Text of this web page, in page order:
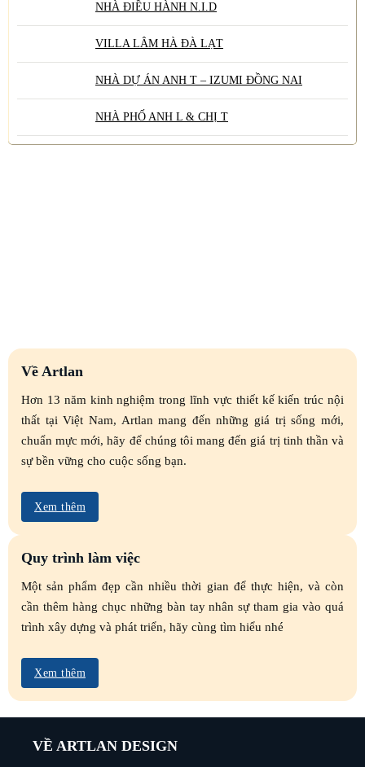
NHÀ ĐIỀU HÀNH N.I.D
VILLA LÂM HÀ ĐÀ LẠT
NHÀ DỰ ÁN ANH T – IZUMI ĐỒNG NAI
NHÀ PHỐ ANH L & CHỊ T
Về Artlan
Hơn 13 năm kinh nghiệm trong lĩnh vực thiết kế kiến trúc nội
thất tại Việt Nam, Artlan mang đến những giá trị sống mới,
chuẩn mực mới, hãy để chúng tôi mang đến giá trị tinh thần và
sự bền vững cho cuộc sống bạn.
Xem thêm
Quy trình làm việc
Một sản phẩm đẹp cần nhiều thời gian để thực hiện, và còn
cần thêm hàng chục những bàn tay nhân sự tham gia vào quá
trình xây dựng và phát triển, hãy cùng tìm hiểu nhé
Xem thêm
VỀ ARTLAN DESIGN